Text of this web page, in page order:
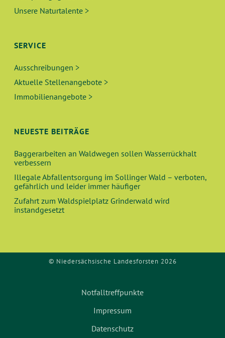
Unsere Naturtalente >
SERVICE
Ausschreibungen >
Aktuelle Stellenangebote >
Immobilienangebote >
NEUESTE BEITRÄGE
Baggerarbeiten an Waldwegen sollen Wasserrückhalt
verbessern
Illegale Abfallentsorgung im Sollinger Wald – verboten,
gefährlich und leider immer häufiger
Zufahrt zum Waldspielplatz Grinderwald wird
instandgesetzt
© Niedersächsische Landesforsten 2026
Notfalltreffpunkte
Impressum
Datenschutz